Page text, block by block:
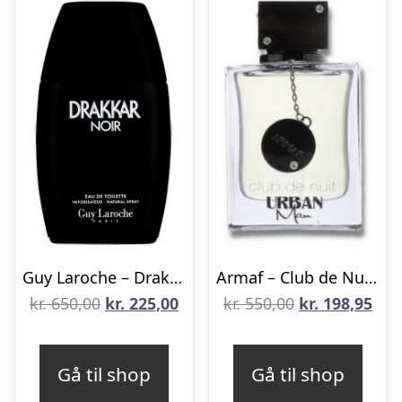
Guy Laroche – Drakkar Noir – 200 ml – Edt
kr.650,00 Den
var:
kr. 225,00Den
Gå til shop
Armaf – Club de Nuit Urban Man – 105 ml – Edp
kr.550,00 Den
var:
kr. 198,95Den
Gå til shop